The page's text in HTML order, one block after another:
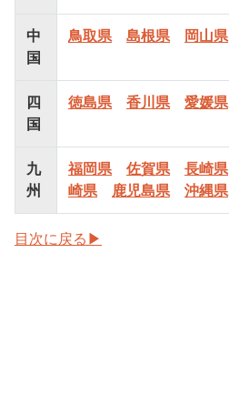
中
国
鳥取県 島根県 岡山県
四
国
徳島県 香川県 愛媛県
九
州
福岡県 佐賀県 長崎県
崎県
鹿児島県 沖縄県
目次に戻る▶